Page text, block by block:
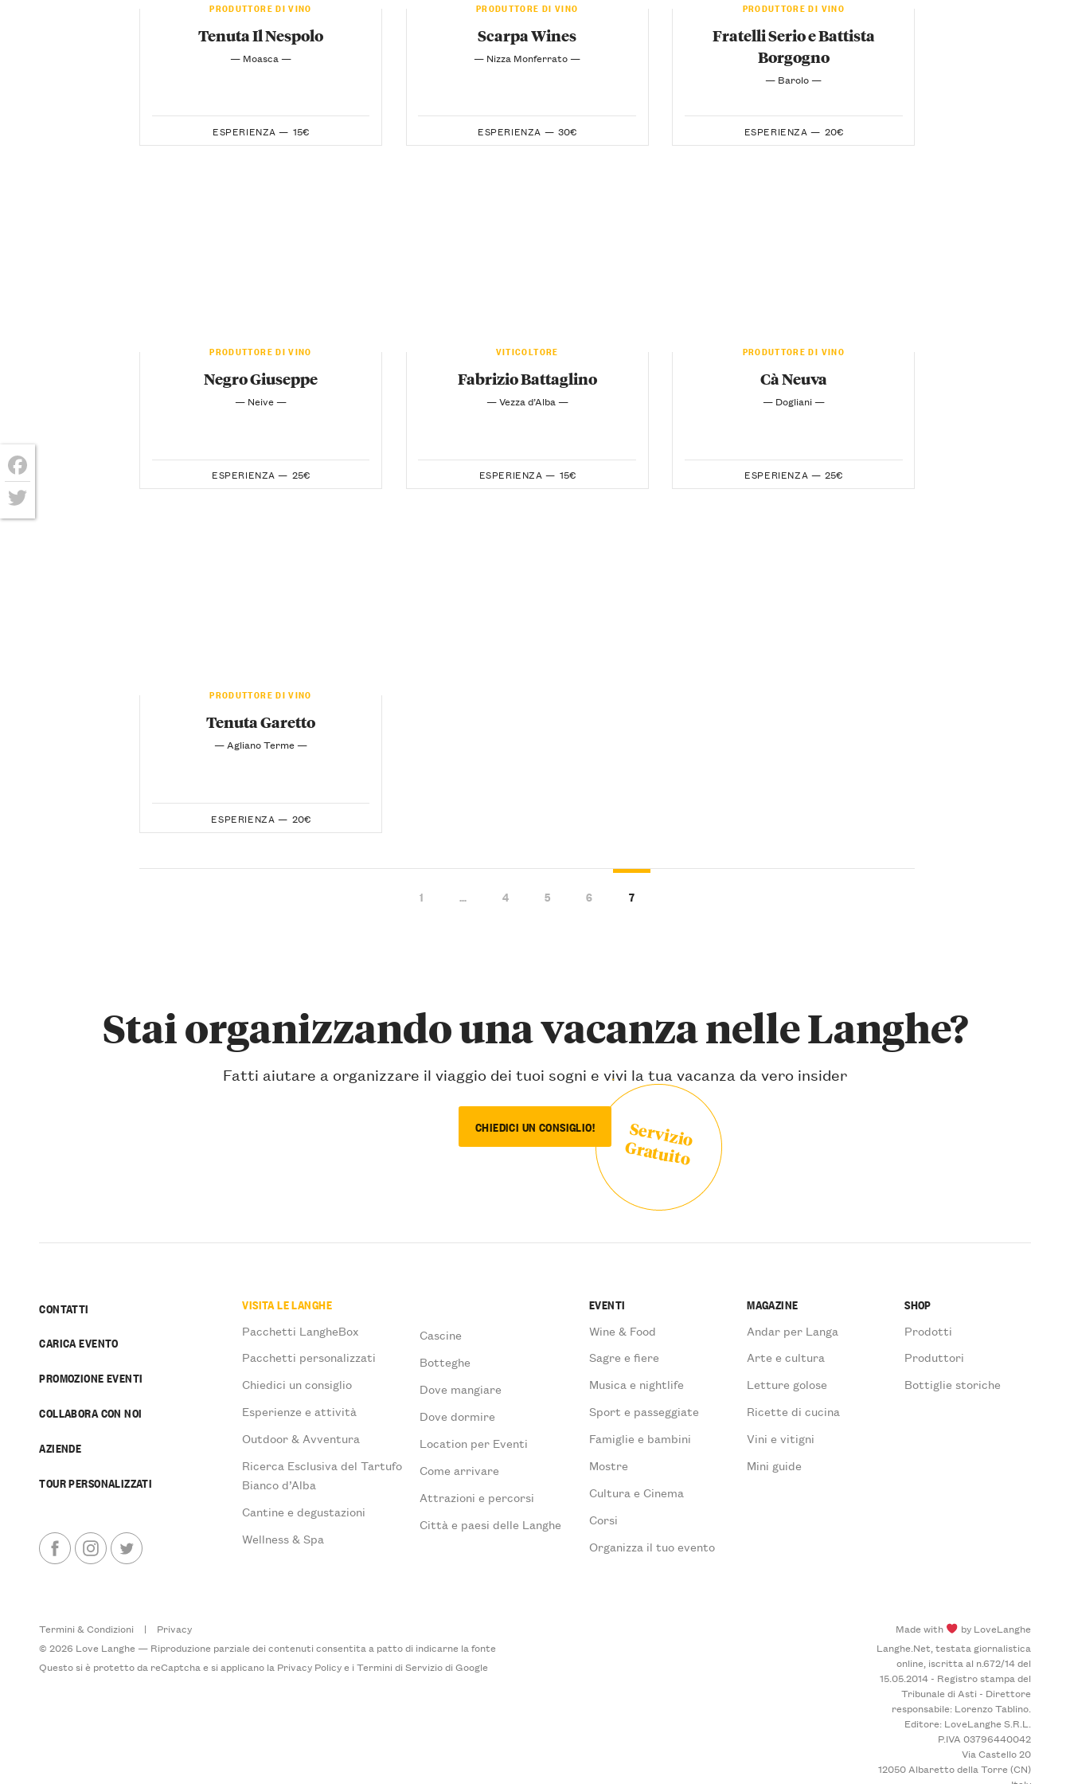
PRODUTTORE DI VINO
Tenuta Il Nespolo
— Moasca —
ESPERIENZA — 15€
PRODUTTORE DI VINO
Scarpa Wines
— Nizza Monferrato —
ESPERIENZA — 30€
PRODUTTORE DI VINO
Fratelli Serio e Battista
Borgogno
— Barolo —
ESPERIENZA — 20€
PRODUTTORE DI VINO
Negro Giuseppe
— Neive —
ESPERIENZA — 25€
VITICOLTORE
Fabrizio Battaglino
— Vezza d’Alba —
ESPERIENZA — 15€
PRODUTTORE DI VINO
Cà Neuva
— Dogliani —
ESPERIENZA — 25€
PRODUTTORE DI VINO
Tenuta Garetto
— Agliano Terme —
ESPERIENZA — 20€
1 … 4 5 6 7
Stai organizzando una vacanza nelle Langhe?
Fatti aiutare a organizzare il viaggio dei tuoi sogni e vivi la tua vacanza da vero insider
CHIEDICI UN CONSIGLIO! Servizio
Gratuito
CONTATTI
CARICA EVENTO
PROMOZIONE EVENTI
COLLABORA CON NOI
AZIENDE
TOUR PERSONALIZZATI
VISITA LE LANGHE
Pacchetti LangheBox
Pacchetti personalizzati
Chiedici un consiglio
Esperienze e attività
Outdoor & Avventura
Ricerca Esclusiva del Tartufo
Bianco d’Alba
Cantine e degustazioni
Wellness & Spa
Cascine
Botteghe
Dove mangiare
Dove dormire
Location per Eventi
Come arrivare
Attrazioni e percorsi
Città e paesi delle Langhe
EVENTI
Wine & Food
Sagre e fiere
Musica e nightlife
Sport e passeggiate
Famiglie e bambini
Mostre
Cultura e Cinema
Corsi
Organizza il tuo evento
MAGAZINE
Andar per Langa
Arte e cultura
Letture golose
Ricette di cucina
Vini e vitigni
Mini guide
SHOP
Prodotti
Produttori
Bottiglie storiche
Termini & Condizioni |
Privacy
© 2026 Love Langhe — Riproduzione parziale dei contenuti consentita a patto di indicarne la fonte
Questo si è protetto da reCaptcha e si applicano la Privacy Policye iTermini di Serviziodi Google
Made with
by LoveLanghe
Langhe.Net, testata giornalistica
online, iscritta al n.672/14 del
15.05.2014 - Registro stampa del
Tribunale di Asti - Direttore
responsabile: Lorenzo Tablino.
Editore: LoveLanghe S.R.L.
P.IVA 03796440042
Via Castello 20
12050 Albaretto della Torre (CN)
Facebook
Twitter